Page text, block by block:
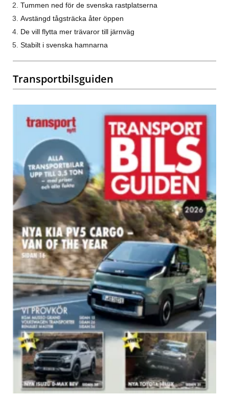
Tummen ned för de svenska rastplatserna
Avstängd tågsträcka åter öppen
De vill flytta mer trävaror till järnväg
Stabilt i svenska hamnarna
Transportbilsguiden